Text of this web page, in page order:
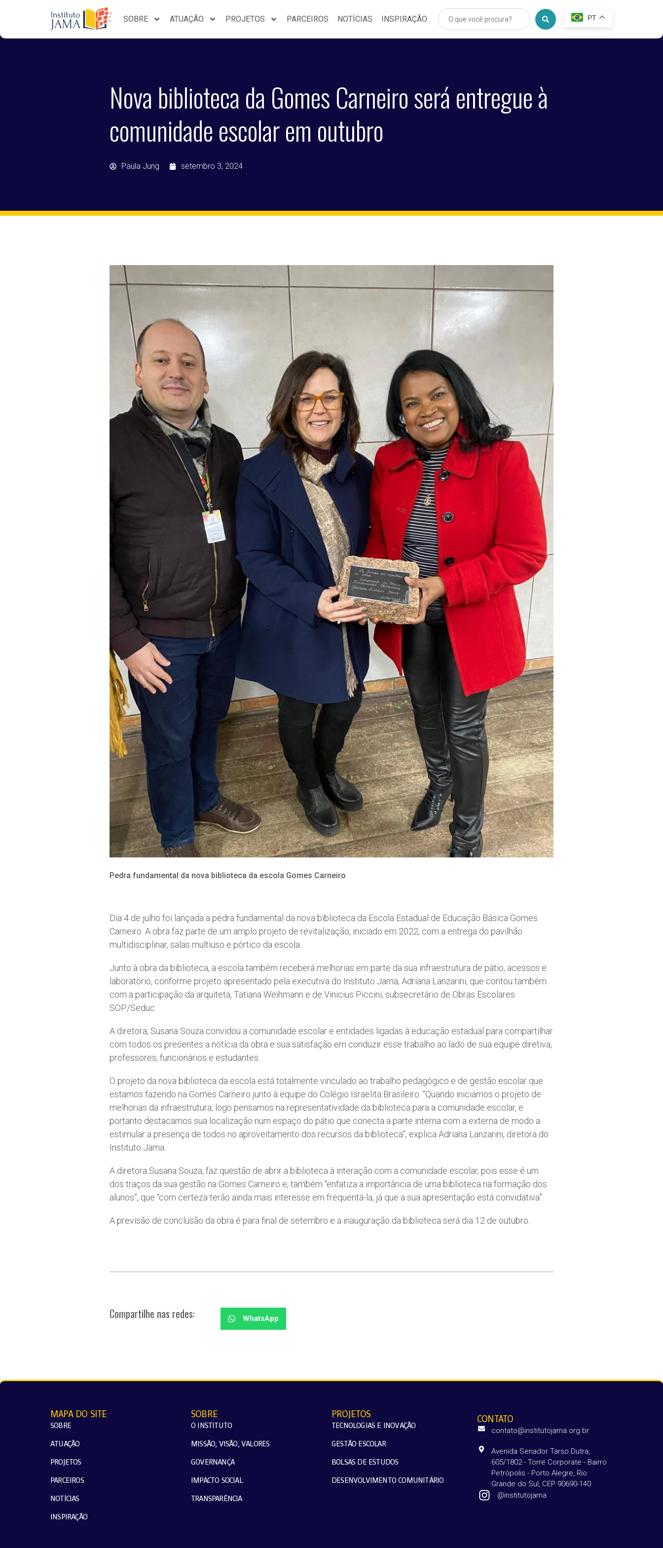
SOBRE ATUAÇÃO PROJETOS PARCEIROS NOTÍCIAS INSPIRAÇÃO PT
Nova biblioteca da Gomes Carneiro será entregue à
comunidade escolar em outubro
Paula Jung setembro 3, 2024
Pedra fundamental da nova biblioteca da escola Gomes Carneiro
Dia 4 de julho foi lançada a pedra fundamental da nova biblioteca da Escola Estadual de Educação Básica Gomes
Carneiro. A obra faz parte de um amplo projeto de revitalização, iniciado em 2022, com a entrega do pavilhão
multidisciplinar, salas multiuso e pórtico da escola.
Junto à obra da biblioteca, a escola também receberá melhorias em parte da sua infraestrutura de pátio, acessos e
laboratório, conforme projeto apresentado pela executiva do Instituto Jama, Adriana Lanzarini, que contou também
com a participação da arquiteta, Tatiana Weihmann e de Vinicius Piccini, subsecretário de Obras Escolares
SOP/Seduc.
A diretora, Susana Souza convidou a comunidade escolar e entidades ligadas à educação estadual para compartilhar
com todos os presentes a notícia da obra e sua satisfação em conduzir esse trabalho ao lado de sua equipe diretiva,
professores, funcionários e estudantes.
O projeto da nova biblioteca da escola está totalmente vinculado ao trabalho pedagógico e de gestão escolar que
estamos fazendo na Gomes Carneiro junto à equipe do Colégio Israelita Brasileiro. “Quando iniciamos o projeto de
melhorias da infraestrutura, logo pensamos na representatividade da biblioteca para a comunidade escolar, e
portanto destacamos sua localização num espaço do pátio que conecta a parte interna com a externa de modo a
estimular a presença de todos no aproveitamento dos recursos da biblioteca”, explica Adriana Lanzarini, diretora do
Instituto Jama.
A diretora Susana Souza, faz questão de abrir a biblioteca à interação com a comunidade escolar, pois esse é um
dos traços da sua gestão na Gomes Carneiro e, também “enfatiza a importância de uma biblioteca na formação dos
alunos”, que “com certeza terão ainda mais interesse em frequentá-la, já que a sua apresentação está convidativa”.
A previsão de conclusão da obra é para final de setembro e a inauguração da biblioteca será dia 12 de outubro.
Compartilhe nas redes: WhatsApp
MAPA DO SITE
SOBRE
ATUAÇÃO
PROJETOS
PARCEIROS
NOTÍCIAS
INSPIRAÇÃO
SOBRE
O INSTITUTO
MISSÃO, VISÃO, VALORES
GOVERNANÇA
IMPACTO SOCIAL
TRANSPARÊNCIA
PROJETOS
TECNOLOGIAS E INOVAÇÃO
GESTÃO ESCOLAR
BOLSAS DE ESTUDOS
DESENVOLVIMENTO COMUNITÁRIO
CONTATO
contato@institutojama.org.br
Avenida Senador Tarso Dutra,
605/1802 - Torre Corporate - Bairro
Petrópolis - Porto Alegre, Rio
Grande do Sul, CEP 90690-140
@institutojama